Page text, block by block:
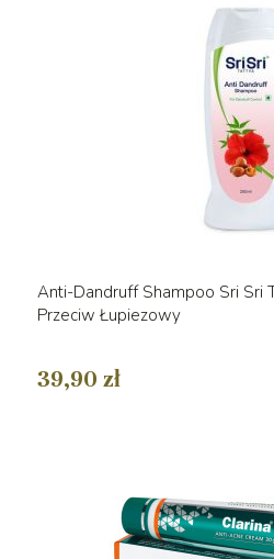
Anti-Dandruff Shampoo Sri Sri
Przeciw Łupiezowy
39,90 zł